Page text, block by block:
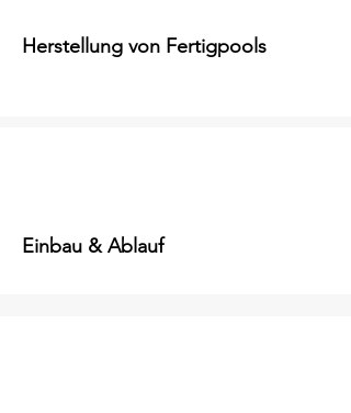
Herstellung von Fertigpools
Einbau & Ablauf